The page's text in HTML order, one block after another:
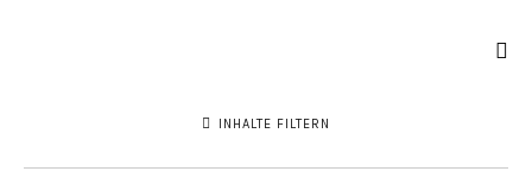
INHALTE FILTERN